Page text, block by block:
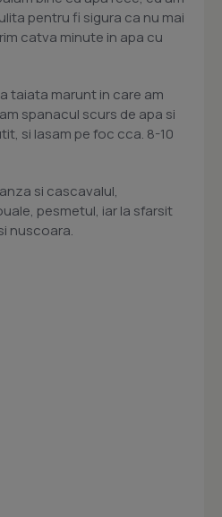
pentru fi sigura ca nu mai
catva minute in apa cu
taiata marunt in care am
spanacul scurs de apa si
si lasam pe foc cca. 8-10
si cascavalul,
pesmetul, iar la sfarsit
nuscoara.